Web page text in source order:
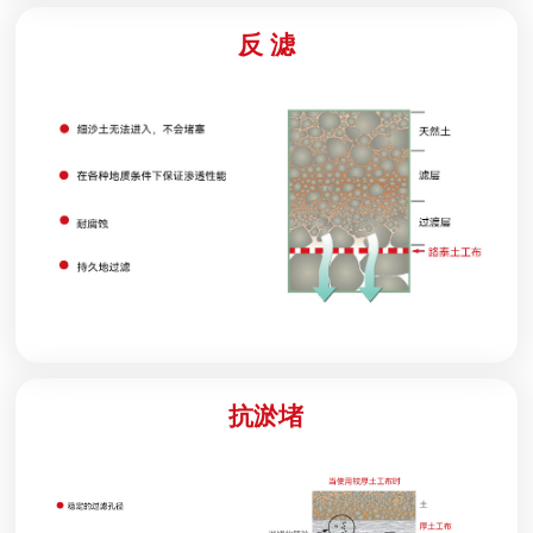
反 滤
抗淤堵